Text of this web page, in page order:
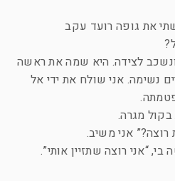
את גופה רועד עקב
לצידה. היא שמה את ראשה
נשימה. אני שולח את ידי אל
בקול מגרה.
אני משיב.
“אני רוצה שתזיין אותי”.